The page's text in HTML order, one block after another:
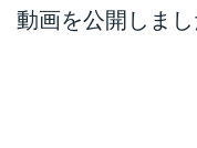
動画を公開しまし